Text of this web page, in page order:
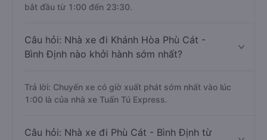
bắt đầu từ 1:00 đến 23:30.
Câu hỏi: Nhà xe đi Khánh Hòa Phù Cát -
Bình Định nào khởi hành sớm nhất?
Trả lời: Chuyến xe có giờ xuất phát sớm nhất vào lúc
1:00 là của nhà xe Tuấn Tú Express.
Câu hỏi: Nhà xe đi Phù Cát - Bình Định từ